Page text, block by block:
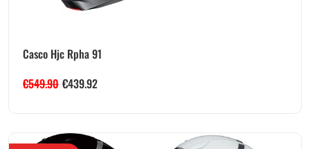
Casco Hjc Rpha 91
€549.90 €439.92